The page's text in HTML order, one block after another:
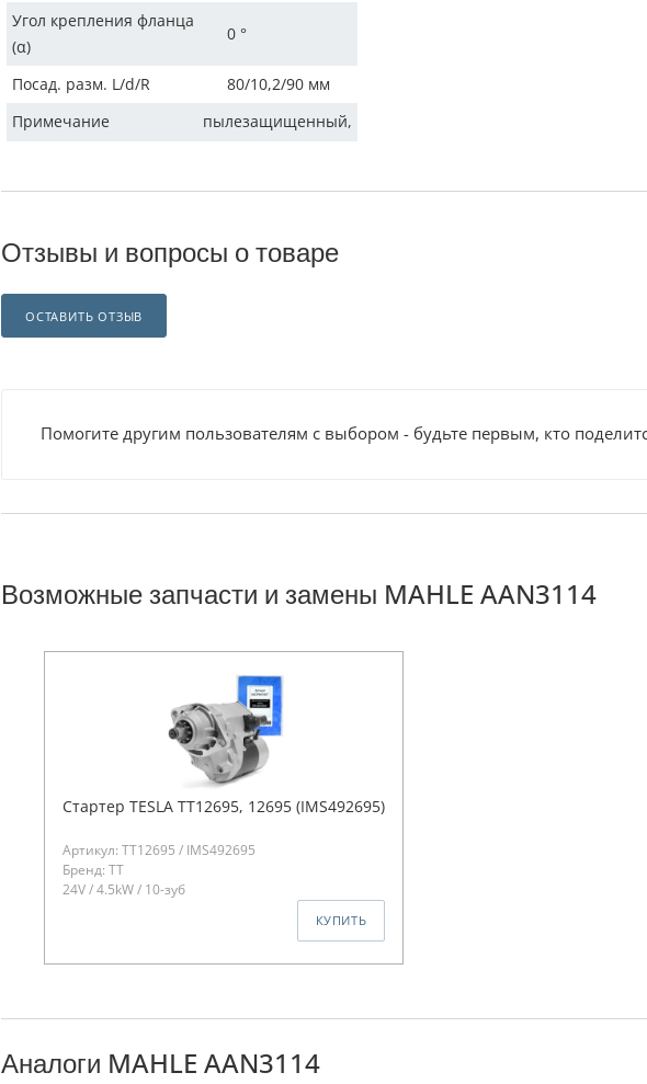
Угол крепления фланца
(α)
0 °
Посад. разм. L/d/R
80/10,2/90 мм
Примечание
пылезащищенный,
Отзывы и вопросы о товаре
ОСТАВИТЬ ОТЗЫВ
Помогите другим пользователям с выбором - будьте первым, кто
Возможные запчасти и замены MAHLE AAN3114
Стартер TESLA TT12695, 12695 (IMS492695)
Артикул: TT12695 / IMS492695
Бренд: TT
24V / 4.5kW / 10-зуб
КУПИТЬ
Аналоги MAHLE AAN3114